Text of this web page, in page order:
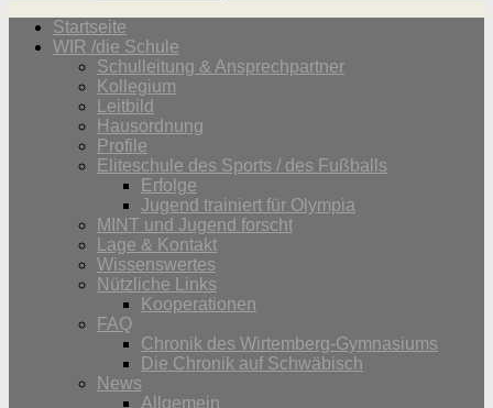
Startseite
WIR /die Schule
Schulleitung & Ansprechpartner
Kollegium
Leitbild
Hausordnung
Profile
Eliteschule des Sports / des Fußballs
Erfolge
Jugend trainiert für Olympia
MINT und Jugend forscht
Lage & Kontakt
Wissenswertes
Nützliche Links
Kooperationen
FAQ
Chronik des Wirtemberg-Gymnasiums
Die Chronik auf Schwäbisch
News
Allgemein